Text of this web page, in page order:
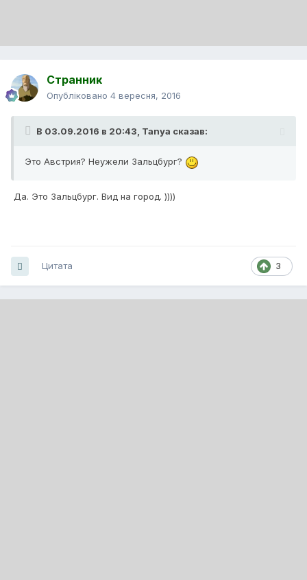
Странник
Опубліковано 4 вересня, 2016
В 03.09.2016 в 20:43, Tanya сказав:
Это Австрия? Неужели Зальцбург?
Да. Это Зальцбург. Вид на город. ))))
3
Цитата